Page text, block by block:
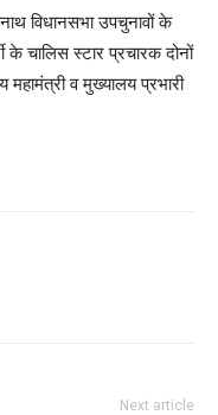
विधानसभा उपचुनावों के
के चालिस स्टार प्रचारक दोनों
महामंत्री व मुख्यालय प्रभारी
Next article